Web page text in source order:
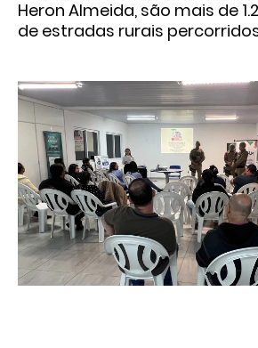
Heron Almeida, são mais de
de estradas rurais